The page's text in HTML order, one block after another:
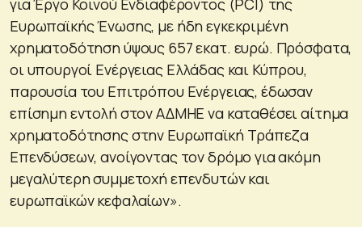
Ευρωπαϊκής Ένωσης, με ήδη εγκεκριμένη
χρηματοδότηση ύψους 657 εκατ. ευρώ. Πρόσφατα,
οι υπουργοί Ενέργειας Ελλάδας και Κύπρου,
παρουσία του Επιτρόπου Ενέργειας, έδωσαν
επίσημη εντολή στον ΑΔΜΗΕ να καταθέσει αίτημα
χρηματοδότησης στην Ευρωπαϊκή Τράπεζα
Επενδύσεων, ανοίγοντας τον δρόμο για ακόμη
μεγαλύτερη συμμετοχή επενδυτών και
ευρωπαϊκών κεφαλαίων».